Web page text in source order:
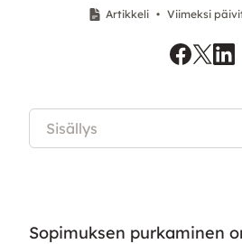
Artikkeli • Viimeksi
Sisällys
Sopimuksen purkaminen